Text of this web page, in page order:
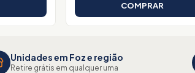
COMPRAR
Unidades em Foz e região
Retire grátis em qualquer uma